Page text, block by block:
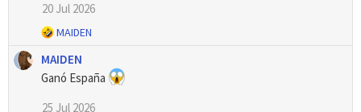
i
o
e
20 Jul 2026
R
a
c
i
MAIDEN
MAIDEN
Ganó España
25 Jul 2026